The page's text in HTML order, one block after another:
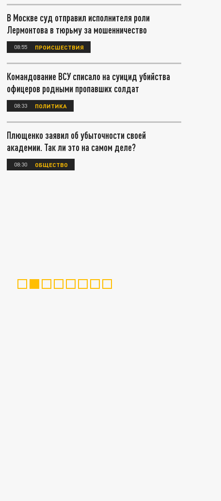
В Москве суд отправил исполнителя роли
Лермонтова в тюрьму за мошенничество
08:55 ПРОИСШЕСТВИЯ
Командование ВСУ списало на суицид убийства
офицеров родными пропавших солдат
08:33 ПОЛИТИКА
Плющенко заявил об убыточности своей
академии. Так ли это на самом деле?
08:30 ОБЩЕСТВО